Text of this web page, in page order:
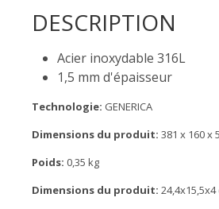
DESCRIPTION
Acier inoxydable 316L
1,5 mm d'épaisseur
Technologie: GENERICA
Dimensions du produit: 381 x 160 x
Poids: 0,35 kg
Dimensions du produit: 24,4x15,5x4